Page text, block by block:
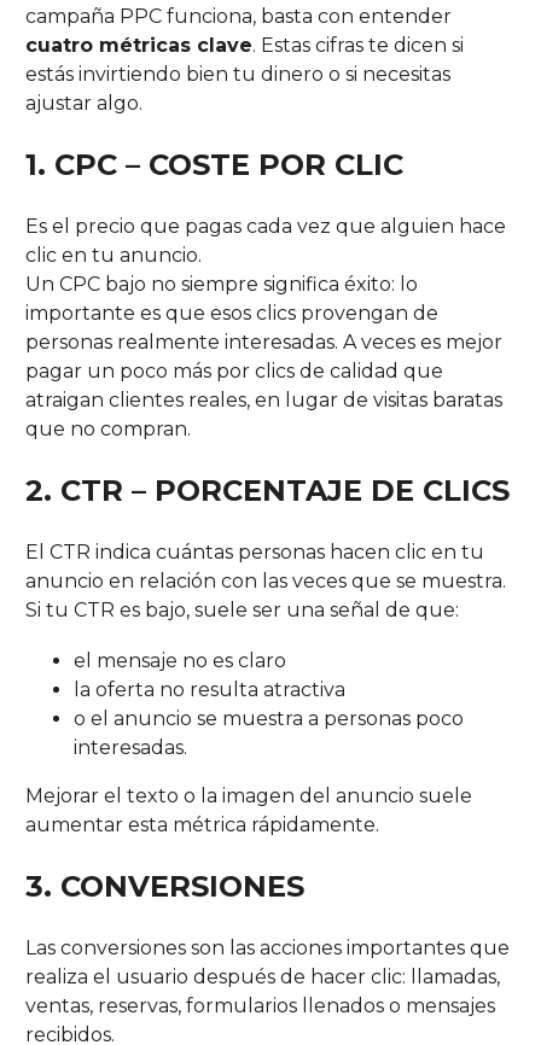
campaña PPC funciona, basta con entender
cuatro métricas clave. Estas cifras te dicen si
estás invirtiendo bien tu dinero o si necesitas
ajustar algo.
1. CPC – COSTE POR CLIC
Es el precio que pagas cada vez que alguien hace
clic en tu anuncio.
Un CPC bajo no siempre significa éxito: lo
importante es que esos clics provengan de
personas realmente interesadas. A veces es mejor
pagar un poco más por clics de calidad que
atraigan clientes reales, en lugar de visitas baratas
que no compran.
2. CTR – PORCENTAJE DE CLICS
El CTR indica cuántas personas hacen clic en tu
anuncio en relación con las veces que se muestra.
Si tu CTR es bajo, suele ser una señal de que:
el mensaje no es claro
la oferta no resulta atractiva
o el anuncio se muestra a personas poco
interesadas.
Mejorar el texto o la imagen del anuncio suele
aumentar esta métrica rápidamente.
3. CONVERSIONES
Las conversiones son las acciones importantes que
realiza el usuario después de hacer clic: llamadas,
ventas, reservas, formularios llenados o mensajes
recibidos.